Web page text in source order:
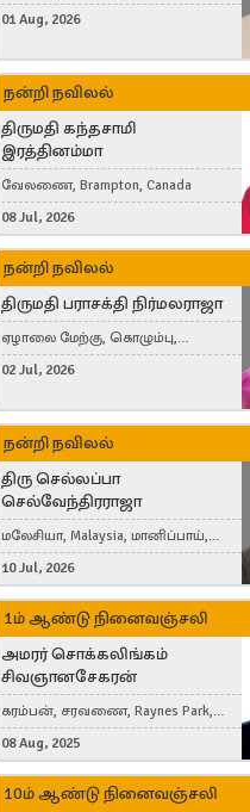
கம்பர்மலை
01 Aug, 2026
நன்றி நவிலல்
திருமதி கந்தசாமி
இரத்தினம்மா
வேலணை, Brampton, Canada
08 Jul, 2026
நன்றி நவிலல்
திருமதி பராசக்தி நிர்மலராஜா
ஏழாலை மேற்கு, கொழும்பு,
தங்காலை, London, United Kingdom
02 Jul, 2026
நன்றி நவிலல்
திரு செல்லப்பா
செல்வேந்திரராஜா
மலேசியா, Malaysia, மானிப்பாய்,
Duisburg, Germany, London, United
Kingdom
10 Jul, 2026
1ம் ஆண்டு நினைவஞ்சலி
அமரர் சொக்கலிங்கம்
சிவஞானசேகரன்
கரம்பன், சரவணை, Raynes Park,
London, United Kingdom
08 Aug, 2025
10ம் ஆண்டு நினைவஞ்சலி